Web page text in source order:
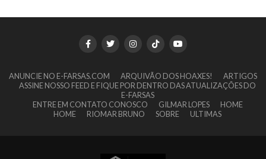
ANUNCIE NO E-FARSAS.COM ARQUIVÃO DOS HOAXES!
ARTIGOS
ASSINE NOSSO FEED E FIQUE POR DENTRO DAS ATUALIZAÇÕES DO
E-FARSAS
ENTRE EM CONTATO CONOSCO
GILMAR LOPES
HOME
HOME
RIOMAR BRUNO SOBRE ULTIMAS